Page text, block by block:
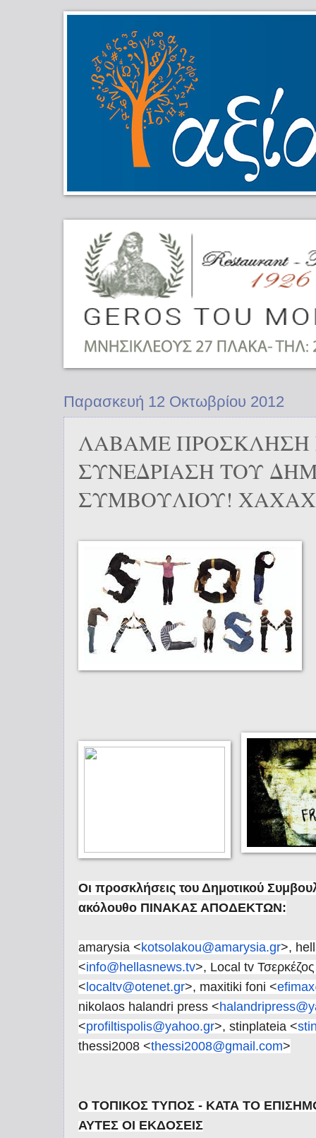
Παρασκευή 12 Οκτωβρίου 2012
ΛΑΒΑΜΕ ΠΡΟΣΚΛΗΣΗ
ΣΥΝΕΔΡΙΑΣΗ ΤΟΥ
ΣΥΜΒΟΥΛΙΟΥ!
Οι προσκλήσεις του Δημοτικού
ακόλουθο ΠΙΝΑΚΑΣ ΑΠΟΔΕΚΤΩΝ:
amarysia <kotsolakou@amarysia.gr>,
<info@hellasnews.tv>, Local tv Τσερκέζος
<localtv@otenet.gr>, maxitiki foni <
nikolaos halandri press <
<profiltispolis@yahoo.gr>, stinplateia <
thessi2008 <thessi2008@gmail.com>
Ο ΤΟΠΙΚΟΣ ΤΥΠΟΣ - ΚΑΤΑ ΤΟ
ΑΥΤΕΣ ΟΙ ΕΚΔΟΣΕΙΣ